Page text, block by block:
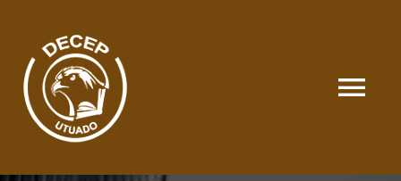
content
SOMOS